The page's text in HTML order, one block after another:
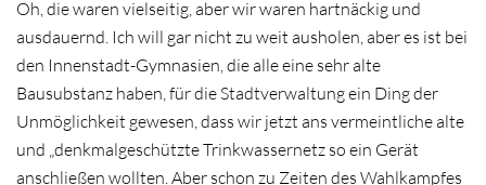
Oh, die waren vielseitig, aber wir waren hartnäckig und
ausdauernd. Ich will gar nicht zu weit ausholen, aber es ist bei
den Innenstadt-Gymnasien, die alle eine sehr alte
Bausubstanz haben, für die Stadtverwaltung ein Ding der
Unmöglichkeit gewesen, dass wir jetzt ans vermeintliche alte
und „denkmalgeschützte Trinkwassernetz so ein Gerät
anschließen wollten. Aber schon zu Zeiten des Wahlkampfes